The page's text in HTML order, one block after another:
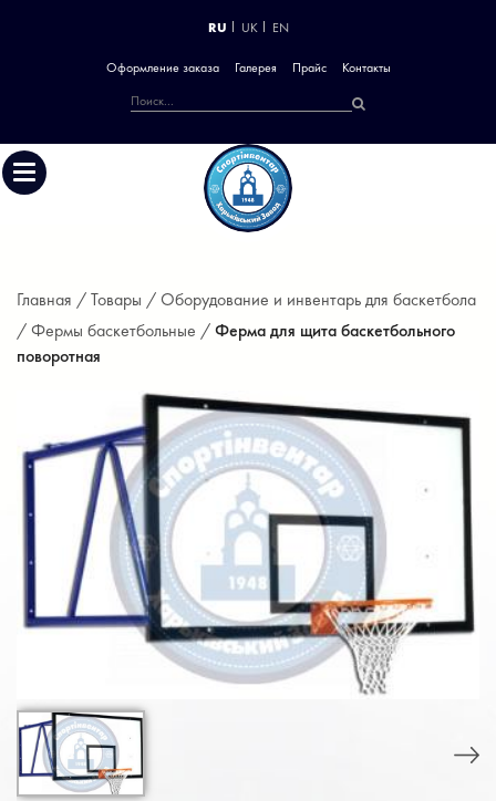
RU UK EN
Оформление заказа Галерея Прайс Контакты
Главная /Товары /Оборудование и инвентарь для баскетбола
/Фермы баскетбольные /Ферма для щита баскетбольного
поворотная